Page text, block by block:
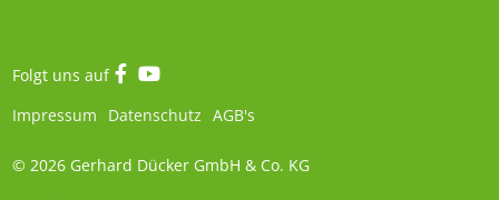
Folgt uns auf
Impressum
Datenschutz AGB's
© 2026 Gerhard Dücker GmbH & Co. KG